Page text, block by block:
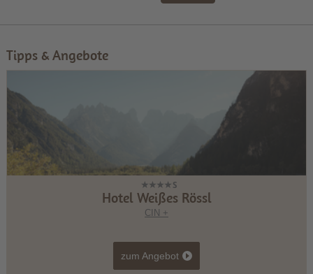
Tipps & Angebote
Hotel Weißes Rössl
CIN +
zum Angebot